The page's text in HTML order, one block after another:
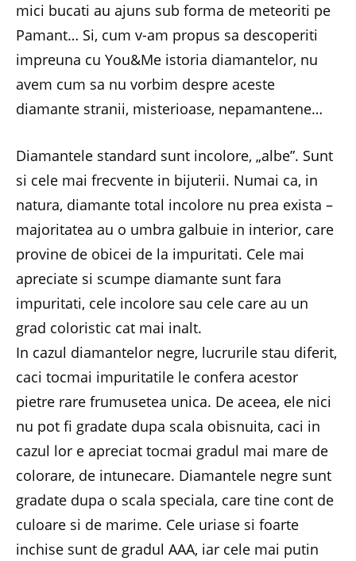
mici bucati au ajuns sub forma de meteoriti pe
Pamant… Si, cum v-am propus sa descoperiti
impreuna cu You&Me istoria diamantelor, nu
avem cum sa nu vorbim despre aceste
diamante stranii, misterioase, nepamantene…
Diamantele standard sunt incolore, „albe”. Sunt
si cele mai frecvente in bijuterii. Numai ca, in
natura, diamante total incolore nu prea exista –
majoritatea au o umbra galbuie in interior, care
provine de obicei de la impuritati. Cele mai
apreciate si scumpe diamante sunt fara
impuritati, cele incolore sau cele care au un
grad coloristic cat mai inalt.
In cazul diamantelor negre, lucrurile stau diferit,
caci tocmai impuritatile le confera acestor
pietre rare frumusetea unica. De aceea, ele nici
nu pot fi gradate dupa scala obisnuita, caci in
cazul lor e apreciat tocmai gradul mai mare de
colorare, de intunecare. Diamantele negre sunt
gradate dupa o scala speciala, care tine cont de
culoare si de marime. Cele uriase si foarte
inchise sunt de gradul AAA, iar cele mai putin